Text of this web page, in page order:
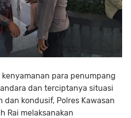
para penumpang
dan terciptanya situasi
dan kondusif, Polres Kawasan
Rai melaksanakan